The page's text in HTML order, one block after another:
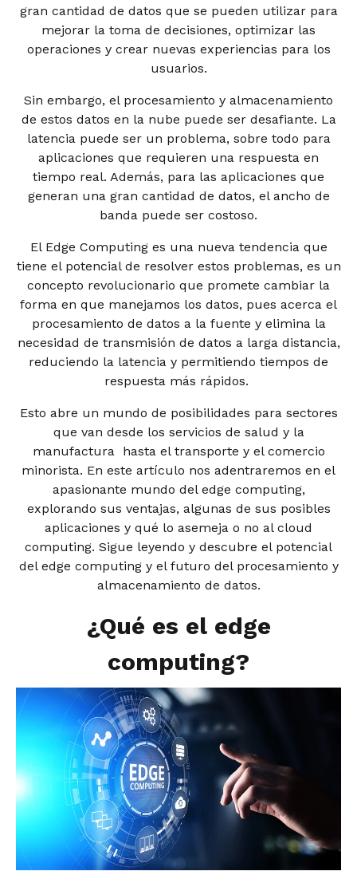
gran cantidad de datos que se pueden utilizar para
mejorar la toma de decisiones, optimizar las
operaciones y crear nuevas experiencias para los
usuarios.
Sin embargo, el procesamiento y almacenamiento
de estos datos en la nube puede ser desafiante. La
latencia puede ser un problema, sobre todo para
aplicaciones que requieren una respuesta en
tiempo real. Además, para las aplicaciones que
generan una gran cantidad de datos, el ancho de
banda puede ser costoso.
El Edge Computing es una nueva tendencia que
tiene el potencial de resolver estos problemas, es un
concepto revolucionario que promete cambiar la
forma en que manejamos los datos, pues acerca el
procesamiento de datos a la fuente y elimina la
necesidad de transmisión de datos a larga distancia,
reduciendo la latencia y permitiendo tiempos de
respuesta más rápidos.
Esto abre un mundo de posibilidades para sectores
que van desde los servicios de salud y la
manufactura hasta el transporte y el comercio
minorista. En este artículo nos adentraremos en el
apasionante mundo del edge computing,
explorando sus ventajas, algunas de sus posibles
aplicaciones y qué lo asemeja o no al cloud
computing. Sigue leyendo y descubre el potencial
del edge computing y el futuro del procesamiento y
almacenamiento de datos.
¿Qué es el edge
computing?